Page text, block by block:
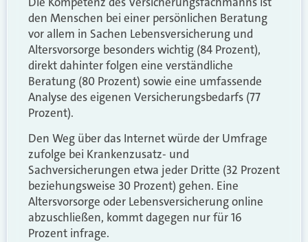
den Menschen bei einer persönlichen Beratung
vor allem in Sachen Lebensversicherung und
Altersvorsorge besonders wichtig (84 Prozent),
direkt dahinter folgen eine verständliche
Beratung (80 Prozent) sowie eine umfassende
Analyse des eigenen Versicherungsbedarfs (77
Prozent).
Den Weg über das Internet würde der Umfrage
zufolge bei Krankenzusatz- und
Sachversicherungen etwa jeder Dritte (32 Prozent
beziehungsweise 30 Prozent) gehen. Eine
Altersvorsorge oder Lebensversicherung online
abzuschließen, kommt dagegen nur für 16
Prozent infrage.